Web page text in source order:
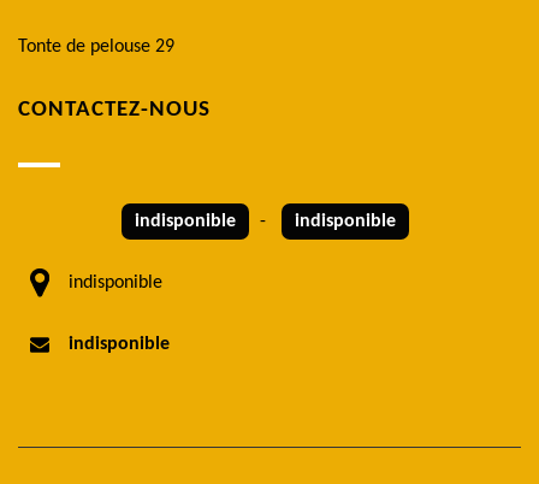
Tonte de pelouse 29
CONTACTEZ-NOUS
indisponible - indisponible
indisponible
indisponible